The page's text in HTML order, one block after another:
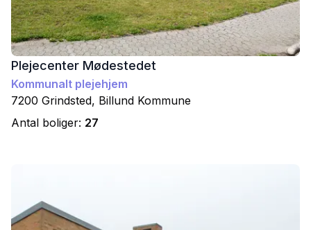
Plejecenter Mødestedet
Kommunalt plejehjem
7200 Grindsted, Billund Kommune
Antal boliger: 27